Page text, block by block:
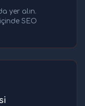
yer alın.
SEO